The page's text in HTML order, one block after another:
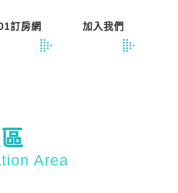
訂房網 加入我們
Area